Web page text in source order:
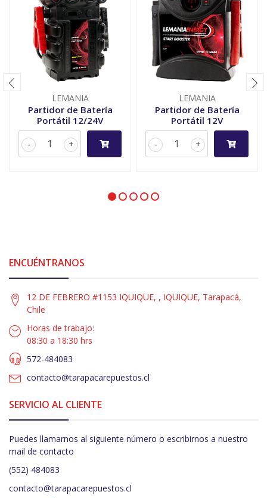
LEMANIA
Partidor de Batería
Portátil 12/24V
+
-
LEMANIA
Partidor de Batería
Portátil 12V
+
-
ENCUÉNTRANOS
12 DE FEBRERO #1153 IQUIQUE, , IQUIQUE, Tarapacá,
Chile
Horas de trabajo:
08:30 a 18:30 hrs
572-484083
contacto@tarapacarepuestos.cl
SERVICIO AL CLIENTE
Puedes llamarnos al siguiente número o escribirnos a nuestro
mail de contacto
(552) 484083
contacto@tarapacarepuestos.cl